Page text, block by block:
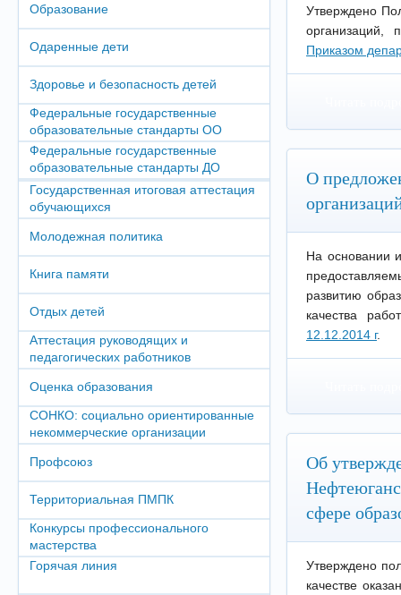
Образование
Одаренные дети
Здоровье и безопасность детей
Федеральные государственные
образовательные стандарты ОО
Федеральные государственные
образовательные стандарты ДО
Государственная итоговая аттестация
обучающихся
Молодежная политика
Книга памяти
Отдых детей
Аттестация руководящих и
педагогических работников
Оценка образования
СОНКО: социально ориентированные
некоммерческие организации
Профсоюз
Территориальная ПМПК
Конкурсы профессионального
мастерства
Горячая линия
Утверждено
организаций,
Приказом
О
На основании
развитию
качества
12.12.2014 г.
Об
сфере
Утверждено
качестве